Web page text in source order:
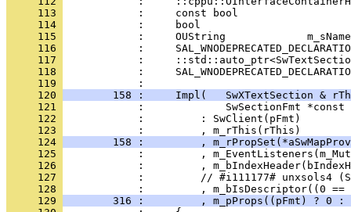
     113
     114
     115
     116
     117
     118
:
     119
     120
158 :     Impl(   SwXTextSection &
     121
     122
     123
     124
158 :         ,
     125
     126
     127
     128
     129
316 :         , m_pProps((pFmt) ? 0